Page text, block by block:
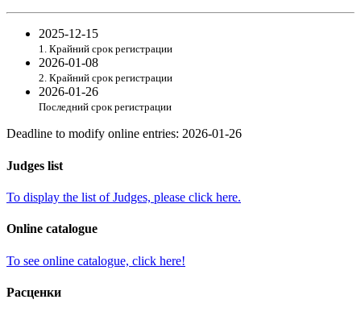
2025-12-15
1. Крайний срок регистрации
2026-01-08
2. Крайний срок регистрации
2026-01-26
Последний срок регистрации
Deadline to modify online entries: 2026-01-26
Judges list
To display the list of Judges, please click here.
Online catalogue
To see online catalogue, click here!
Расценки